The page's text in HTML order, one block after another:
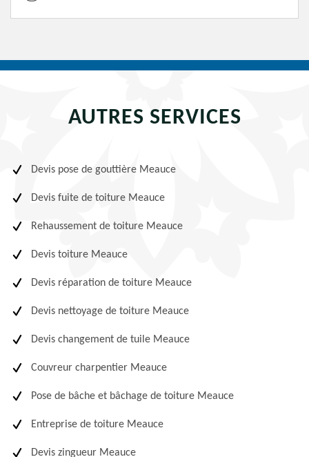
AUTRES SERVICES
Devis pose de gouttière Meauce
Devis fuite de toiture Meauce
Rehaussement de toiture Meauce
Devis toiture Meauce
Devis réparation de toiture Meauce
Devis nettoyage de toiture Meauce
Devis changement de tuile Meauce
Couvreur charpentier Meauce
Pose de bâche et bâchage de toiture Meauce
Entreprise de toiture Meauce
Devis zingueur Meauce